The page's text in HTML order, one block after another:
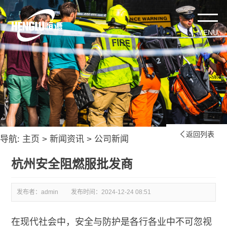
导航: 主页 > 新闻资讯 > 公司新闻  返回列表
杭州安全阻燃服批发商
发布者：admin 发布时间：2024-12-24 08:51
在现代社会中，安全与防护是各行各业中不可忽视